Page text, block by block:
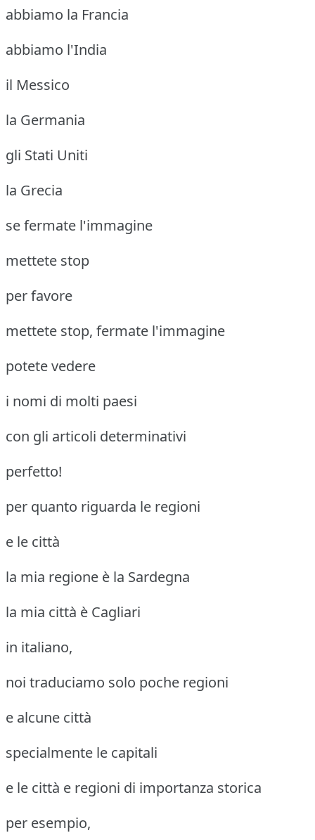
abbiamo la Francia
abbiamo l'India
il Messico
la Germania
gli Stati Uniti
la Grecia
se fermate l'immagine
mettete stop
per favore
mettete stop, fermate l'immagine
potete vedere
i nomi di molti paesi
con gli articoli determinativi
perfetto!
per quanto riguarda le regioni
e le città
la mia regione è la Sardegna
la mia città è Cagliari
in italiano,
noi traduciamo solo poche regioni
e alcune città
specialmente le capitali
e le città e regioni di importanza storica
per esempio,